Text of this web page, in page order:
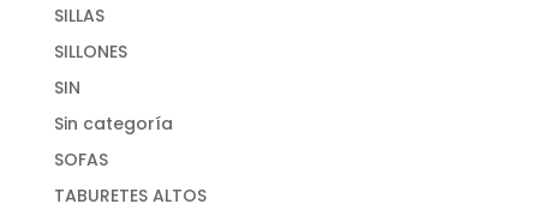
SILLAS
SILLONES
SIN
Sin categoría
SOFAS
TABURETES ALTOS